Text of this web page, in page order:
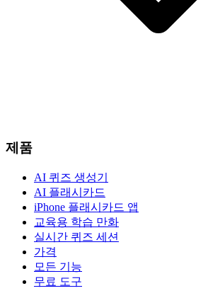
제품
AI 퀴즈 생성기
AI 플래시카드
iPhone 플래시카드 앱
교육용 학습 만화
실시간 퀴즈 세션
가격
모든 기능
무료 도구